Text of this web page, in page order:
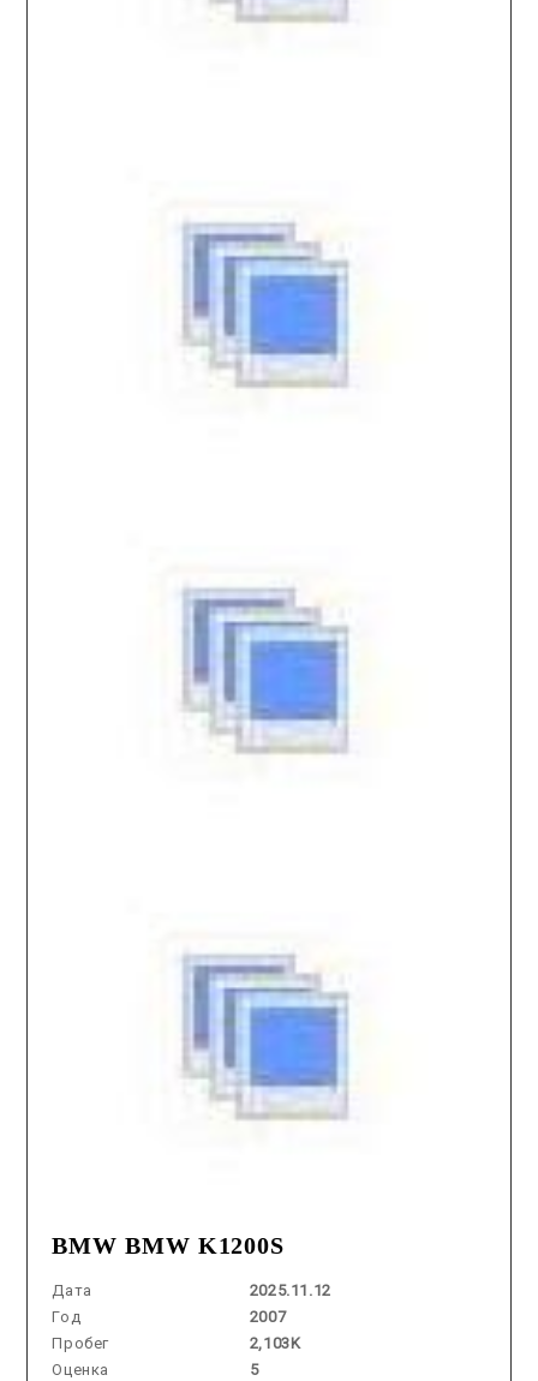
BMW BMW K1200S
Дата
2025.11.12
Год
2007
Пробег
2,103K
Оценка
5